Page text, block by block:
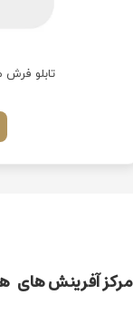
مركز آفرينش